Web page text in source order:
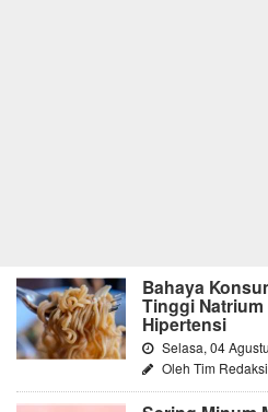
Bahaya
Tinggi
Hipertensi
Selasa, 04
Oleh Tim Redaksi